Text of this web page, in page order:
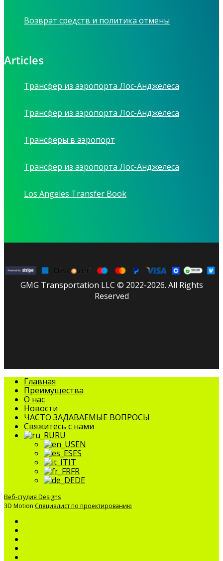
Возврат средств и политика отмены
Articles
Трансфер из аэропорта Лос-Анджелеса
Трансфер из аэропорта Лос-Анджелеса
Трансферы в аэропорт
Трансфер из аэропорта Лос-Анджелеса
Los Angeles Transfer Book
GMG Transportation LLC © 2022-2026. All Rights
Reserved
Закрыть
меню
Главная
Преимущества
О нас
Новости
ЧАСТО ЗАДАВАЕМЫЕ ВОПРОСЫ
Свяжитесь с нами
RU
EN
ES
IT
FR
DE
Веб-студия Designs
3D Motion Специалист по проектированию